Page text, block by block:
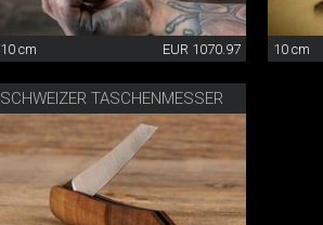
10 cm EUR 1070.97 10 cm
SCHWEIZER TASCHENMESSER